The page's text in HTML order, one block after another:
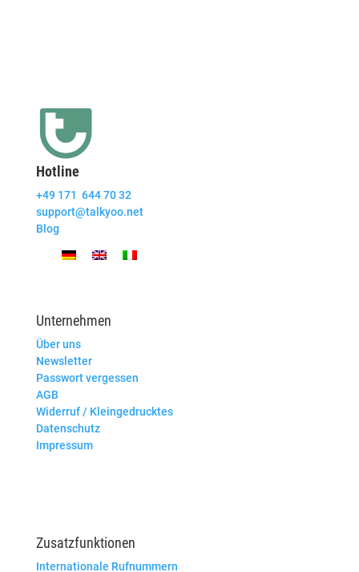
Hotline
+49 171 644 70 32
support@talkyoo.net
Blog
Unternehmen
Über uns
Newsletter
Passwort vergessen
AGB
Widerruf / Kleingedrucktes
Datenschutz
Impressum
Zusatzfunktionen
Internationale Rufnummern